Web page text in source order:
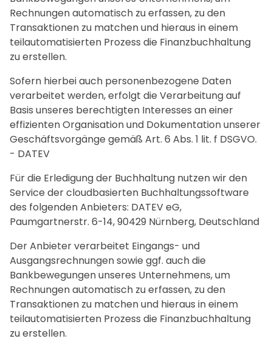
Rechnungen automatisch zu erfassen, zu den
Transaktionen zu matchen und hieraus in einem
teilautomatisierten Prozess die Finanzbuchhaltung
zu erstellen.
Sofern hierbei auch personenbezogene Daten
verarbeitet werden, erfolgt die Verarbeitung auf
Basis unseres berechtigten Interesses an einer
effizienten Organisation und Dokumentation unserer
Geschäftsvorgänge gemäß Art. 6 Abs. 1 lit. f DSGVO.
- DATEV
Für die Erledigung der Buchhaltung nutzen wir den
Service der cloudbasierten Buchhaltungssoftware
des folgenden Anbieters: DATEV eG,
Paumgartnerstr. 6-14, 90429 Nürnberg, Deutschland
Der Anbieter verarbeitet Eingangs- und
Ausgangsrechnungen sowie ggf. auch die
Bankbewegungen unseres Unternehmens, um
Rechnungen automatisch zu erfassen, zu den
Transaktionen zu matchen und hieraus in einem
teilautomatisierten Prozess die Finanzbuchhaltung
zu erstellen.